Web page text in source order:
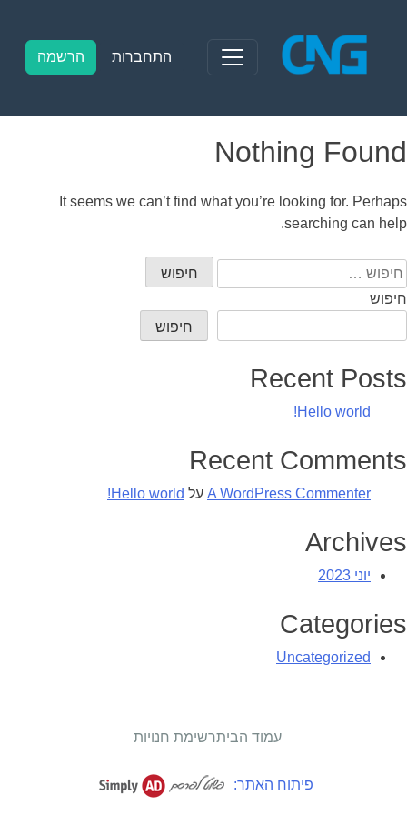
content
התחברות הרשמה
Nothing Found
It seems we can’t find what you’re looking for. Perhaps
searching can help.
חיפוש:
חיפוש
חיפוש
Recent Posts
Hello world!
Recent Comments
A WordPress Commenter על Hello world!
Archives
יוני 2023
Categories
Uncategorized
עמוד הביתרשימת חנויות
פיתוח האתר: